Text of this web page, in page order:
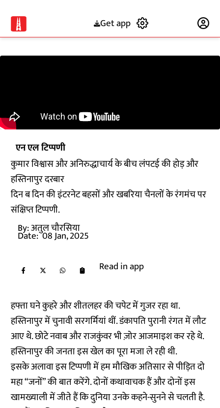
Get app
एन एल टिप्पणी
कुमार विश्वास और अनिरुद्धाचार्य के बीच लंपटई की होड़ और
हस्तिनापुर दरबार
दिन ब दिन की इंटरनेट बहसों और खबरिया चैनलों के रंगमंच पर
संक्षिप्त टिप्पणी.
By:अतुल चौरसिया
Date: 08 Jan, 2025
Read in app
हफ्ता घने कुहरे और शीतलहर की चपेट में गुजर रहा था.
हस्तिनापुर में चुनावी सरगर्मियां थीं. डंकापति पुरानी रंगत में लौट
आए थे. छोटे नवाब और राजकुंवर भी ज़ोर आजमाइश कर रहे थे.
हस्तिनापुर की जनता इस खेल का पूरा मजा ले रही थी.
इसके अलावा इस टिप्पणी में हम मौखिक अतिसार से पीड़ित दो
महा “जनों” की बात करेंगे. दोनों कथावाचक हैं और दोनों इस
खामख्याली में जीते हैं कि दुनिया उनके कहने-सुनने से चलती है.